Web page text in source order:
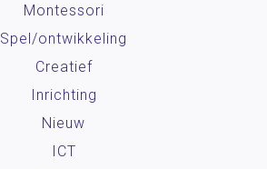
Montessori
Spel/ontwikkeling
Creatief
Inrichting
Nieuw
ICT